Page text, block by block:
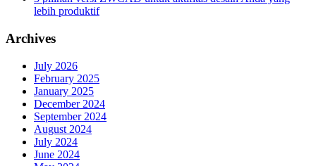
lebih produktif
Archives
July 2026
February 2025
January 2025
December 2024
September 2024
August 2024
July 2024
June 2024